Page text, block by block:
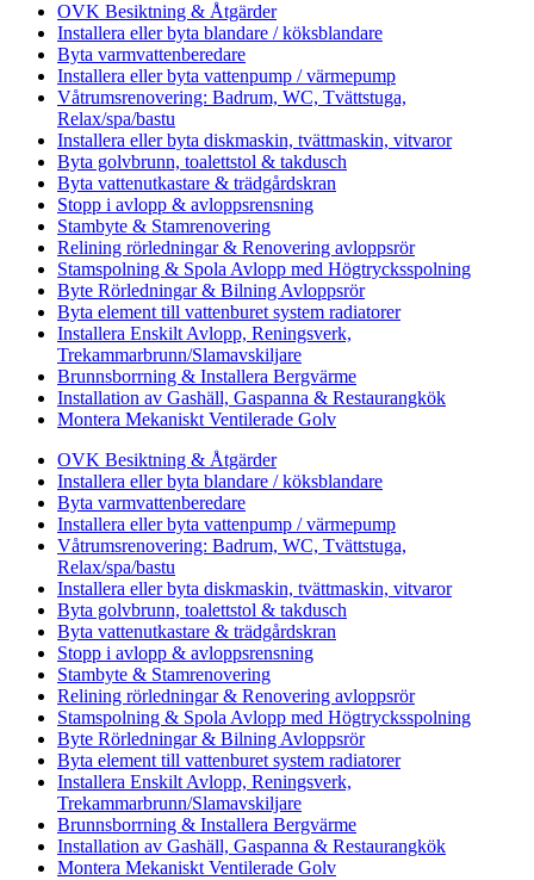
OVK Besiktning & Åtgärder
Installera eller byta blandare / köksblandare
Byta varmvattenberedare
Installera eller byta vattenpump / värmepump
Våtrumsrenovering: Badrum, WC, Tvättstuga,
Relax/spa/bastu
Installera eller byta diskmaskin, tvättmaskin, vitvaror
Byta golvbrunn, toalettstol & takdusch
Byta vattenutkastare & trädgårdskran
Stopp i avlopp & avloppsrensning
Stambyte & Stamrenovering
Relining rörledningar & Renovering avloppsrör
Stamspolning & Spola Avlopp med Högtrycksspolning
Byte Rörledningar & Bilning Avloppsrör
Byta element till vattenburet system radiatorer
Installera Enskilt Avlopp, Reningsverk,
Trekammarbrunn/Slamavskiljare
Brunnsborrning & Installera Bergvärme
Installation av Gashäll, Gaspanna & Restaurangkök
Montera Mekaniskt Ventilerade Golv
OVK Besiktning & Åtgärder
Installera eller byta blandare / köksblandare
Byta varmvattenberedare
Installera eller byta vattenpump / värmepump
Våtrumsrenovering: Badrum, WC, Tvättstuga,
Relax/spa/bastu
Installera eller byta diskmaskin, tvättmaskin, vitvaror
Byta golvbrunn, toalettstol & takdusch
Byta vattenutkastare & trädgårdskran
Stopp i avlopp & avloppsrensning
Stambyte & Stamrenovering
Relining rörledningar & Renovering avloppsrör
Stamspolning & Spola Avlopp med Högtrycksspolning
Byte Rörledningar & Bilning Avloppsrör
Byta element till vattenburet system radiatorer
Installera Enskilt Avlopp, Reningsverk,
Trekammarbrunn/Slamavskiljare
Brunnsborrning & Installera Bergvärme
Installation av Gashäll, Gaspanna & Restaurangkök
Montera Mekaniskt Ventilerade Golv